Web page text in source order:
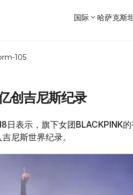
国际 哈萨克斯
105
创吉尼斯纪录
日表示，旗下女团BLACKPINK
尼斯世界纪录。